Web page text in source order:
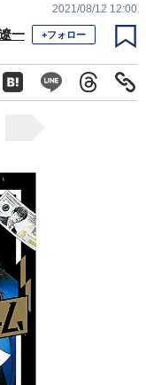
2021/08/12 12:00
一 +フォロー